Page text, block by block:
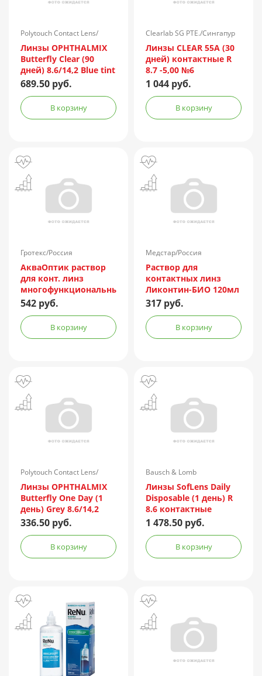
Polytouch Contact Lens/
Корея
Линзы OPHTHALMIX
Butterfly Clear (90
дней) 8.6/14,2 Blue tint
контактные №4 (-4,25)
689.50 руб.
В корзину
Clearlab SG PTE./Сингапур
Линзы CLEAR 55A (30
дней) контактные R
8.7 -5,00 №6
1 044 руб.
В корзину
Гротекс/Россия
АкваОптик раствор
для конт. линз
многофункциональный
250мл+контейнер
542 руб.
В корзину
Медстар/Россия
Раствор для
контактных линз
Ликонтин-БИО 120мл
+ контейнер
317 руб.
В корзину
Polytouch Contact Lens/
Корея
Линзы OPHTHALMIX
Butterfly One Day (1
день) Grey 8.6/14,2
контактные №2 (-2,50)
336.50 руб.
В корзину
Bausch & Lomb
Линзы SofLens Daily
Disposable (1 день) R
8.6 контактные
мягкие корриг. -4,50
1 478.50 руб.
В корзину